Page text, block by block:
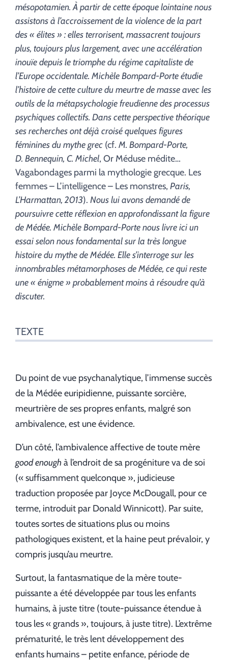
mésopotamien. À partir de cette époque lointaine nous
assistons à l’accroissement de la violence de la part
des « élites » : elles terrorisent, massacrent toujours
plus, toujours plus largement, avec une accélération
inouïe depuis le triomphe du régime capitaliste de
l’Europe occidentale. Michèle Bompard-Porte étudie
l’histoire de cette culture du meurtre de masse avec les
outils de la métapsychologie freudienne des processus
psychiques collectifs. Dans cette perspective théorique
ses recherches ont déjà croisé quelques figures
féminines du mythe grec (cf. M. Bompard-Porte,
D. Bennequin, C. Michel, Or Méduse médite…
Vagabondages parmi la mythologie grecque. Les
femmes – L’intelligence – Les monstres, Paris,
L’Harmattan, 2013). Nous lui avons demandé de
poursuivre cette réflexion en approfondissant la figure
de Médée. Michèle Bompard-Porte nous livre ici un
essai selon nous fondamental sur la très longue
histoire du mythe de Médée. Elle s’interroge sur les
innombrables métamorphoses de Médée, ce qui reste
une « énigme » probablement moins à résoudre qu’à
discuter.
TEXTE
Du point de vue psychanalytique, l’immense succès
de la Médée euripidienne, puissante sorcière,
meurtrière de ses propres enfants, malgré son
ambivalence, est une évidence.
D’un côté, l’ambivalence affective de toute mère
good enough à l’endroit de sa progéniture va de soi
(« suffisamment quelconque », judicieuse
traduction proposée par Joyce McDougall, pour ce
terme, introduit par Donald Winnicott). Par suite,
toutes sortes de situations plus ou moins
pathologiques existent, et la haine peut prévaloir, y
compris jusqu’au meurtre.
Surtout, la fantasmatique de la mère toute-
puissante a été développée par tous les enfants
humains, à juste titre (toute-puissance étendue à
tous les « grands », toujours, à juste titre). L’extrême
prématurité, le très lent développement des
enfants humains – petite enfance, période de